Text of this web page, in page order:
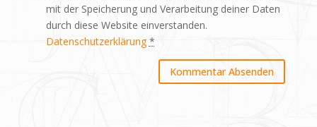
mit der Speicherung und Verarbeitung deiner Daten
durch diese Website einverstanden.
Datenschutzerklärung *